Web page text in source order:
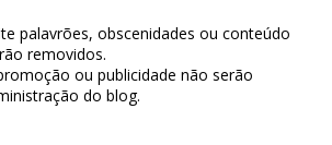
palavrões, obscenidades ou conteúdo
removidos.
ou publicidade não serão
do blog.